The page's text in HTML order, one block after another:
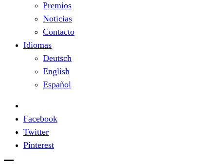
Premios
Noticias
Contacto
Idiomas
Deutsch
English
Español
Facebook
Twitter
Pinterest